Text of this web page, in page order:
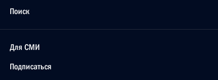
31 марта 2014 года, 14:20
Кадровые изменения в федеральных